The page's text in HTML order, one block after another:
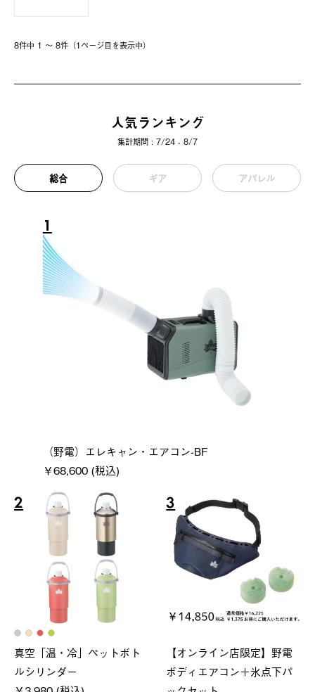
8件中 1 〜 8件（1ページ⽬を表⽰中）
人気ランキング
集計期間 : 7/24 - 8/7
総合 ギア アパレル
1
（野電）エレキャン・エアコン-BF
￥68,600 (税込)
2
真空「温・冷」ペットボト
ルシリンダー
3
【オンライン店限定】野電
ボディエアコン＋氷点下パ